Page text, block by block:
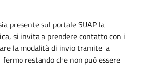
presente sul portale SUAP la
si invita a prendere contatto con il
la modalità di invio tramite la
restando che non può essere